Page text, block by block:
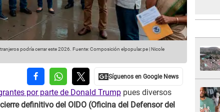
podría cerrar este 2026. Fuente: Composición elpopular.pe | Nicole
por parte de Donald Trump pues diversos
definitivo del OIDO (Oficina del Defensor del